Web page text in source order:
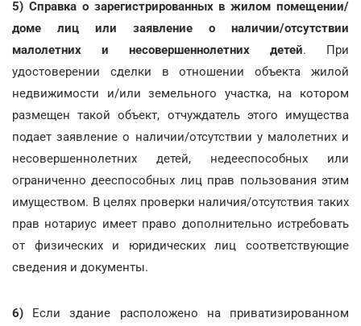
5) Справка о зарегистрированных в жилом помещении/
доме лиц или заявление о наличии/отсутствии
малолетних и несовершеннолетних детей. При
удостоверении сделки в отношении объекта жилой
недвижимости и/или земельного участка, на котором
размещен такой объект, отчуждатель этого имущества
подает заявление о наличии/отсутствии у малолетних и
несовершеннолетних детей, недееспособных или
ограниченно дееспособных лиц прав пользования этим
имуществом. В целях проверки наличия/отсутствия таких
прав нотариус имеет право дополнительно истребовать
от физических и юридических лиц соответствующие
сведения и документы.
6) Если здание расположено на приватизированном